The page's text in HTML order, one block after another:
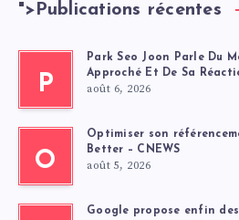
">Publications récentes
P
Park Seo Joon Parle Du
Approché Et De Sa
août 6, 2026
O
Optimiser son
Better – CNEWS
août 5, 2026
Google propose enfin